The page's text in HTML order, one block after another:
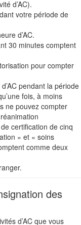
d’AC).
votre période de
d’AC.
30 minutes comptent
pour compter
pendant la période
fois, à moins
ne pouvez compter
certification de cinq
» et « soins
comme deux
des
d’AC que vous